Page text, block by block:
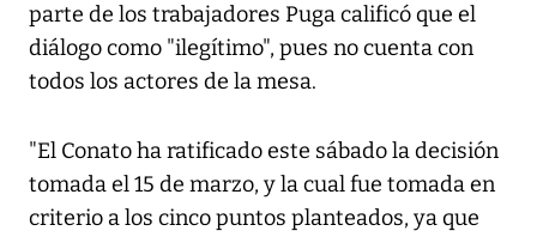
parte de los trabajadores Puga calificó que el
diálogo como "ilegítimo", pues no cuenta con
todos los actores de la mesa.
"El Conato ha ratificado este sábado la decisión
tomada el 15 de marzo, y la cual fue tomada en
criterio a los cinco puntos planteados, ya que